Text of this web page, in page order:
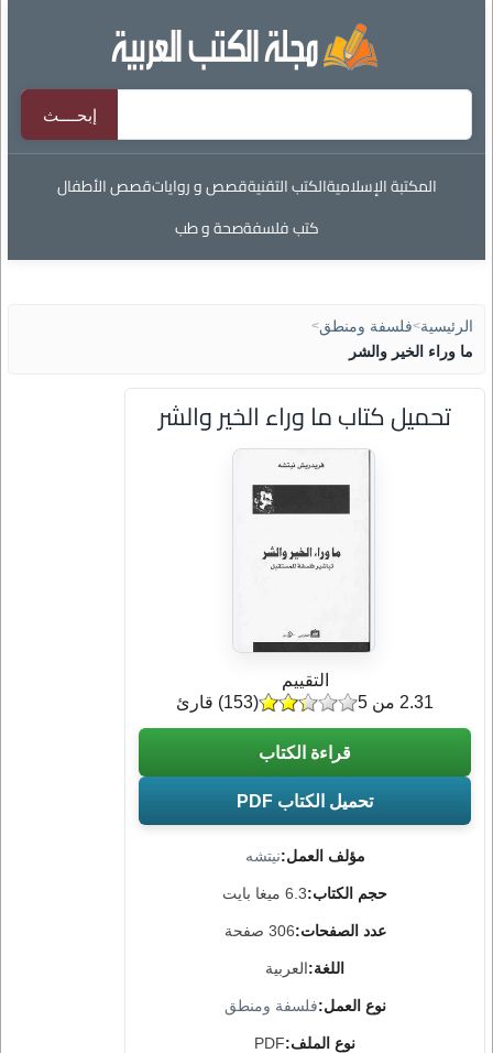
المكتبة الإسلاميةالكتب التقنيةقصص و رواياتقصص الأطفال
كتب فلسفةصحة و طب
الرئيسية>فلسفة ومنطق>
ما وراء الخير والشر
تحميل كتاب ما وراء الخير والشر
مؤلف العمل:نيتشه
حجم الكتاب:6.3 ميغا بايت
عدد الصفحات:306 صفحة
اللغة:العربية
نوع العمل:فلسفة ومنطق
نوع الملف:PDF
التقييم
(
153) قارئ 2.31 من 5
قراءة الكتاب
تحميل الكتاب PDF